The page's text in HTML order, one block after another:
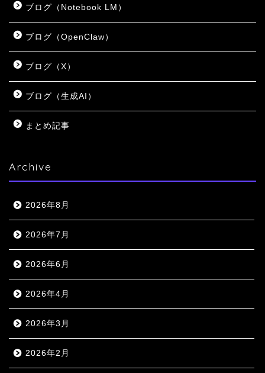
ブログ（Notebook LM）
ブログ（OpenClaw）
ブログ（X）
ブログ（生成AI）
まとめ記事
Archive
2026年8月
2026年7月
2026年6月
2026年4月
2026年3月
2026年2月